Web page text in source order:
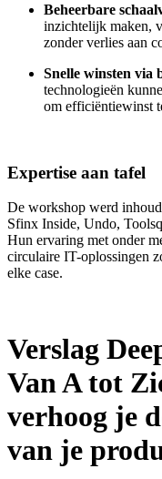
Beheerbare
inzichtelijk maken,
zonder verlies aan
Snelle winsten via
technologieën
om efficiëntiewinst
Expertise aan tafel
De workshop werd
Sfinx Inside, Undo,
Hun ervaring met onder
circulaire IT-oplossingen
elke case.
Verslag
Van A tot
verhoog je
van je